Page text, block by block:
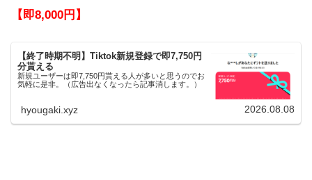
【即8,000円】
【終了時期不明】Tiktok新規登録で即7,750円
分貰える
新規ユーザーは即7,750円貰える人が多いと思うのでお
気軽に是非。（広告出なくなったら記事消します。）
hyougaki.xyz 2026.08.08